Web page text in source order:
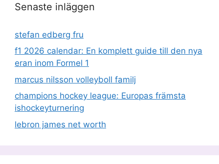
Senaste inläggen
stefan edberg fru
f1 2026 calendar: En komplett guide till den nya
eran inom Formel 1
marcus nilsson volleyboll familj
champions hockey league: Europas främsta
ishockeyturnering
lebron james net worth